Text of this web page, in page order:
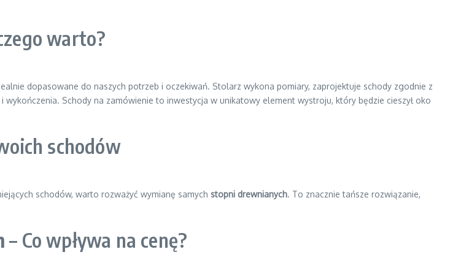
warto?
dopasowane do naszych potrzeb i oczekiwań. Stolarz wykona pomiary, zaprojektuje schody zgodnie z
Schody na zamówienie to inwestycja w unikatowy element wystroju, który będzie cieszył oko
schodów
schodów, warto rozważyć wymianę samych stopni drewnianych. To znacznie tańsze rozwiązanie,
– Co wpływa na cenę?